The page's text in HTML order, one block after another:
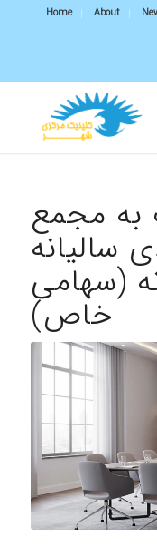
Home About
مجمع
سالیانه
(سهامی
خاص)